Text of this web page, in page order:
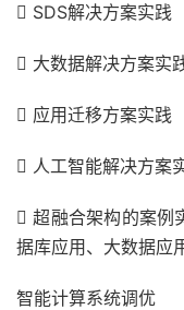
 SDS解决方案实践
 大数据解决方案实
 应用迁移方案实践
 人工智能解决方案
 超融合架构的案例
据库应用、大数据应
智能计算系统调优